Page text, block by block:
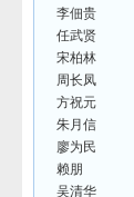
李佃贵
任武贤
宋柏林
周长凤
方祝元
朱月信
廖为民
赖朋
吴清华